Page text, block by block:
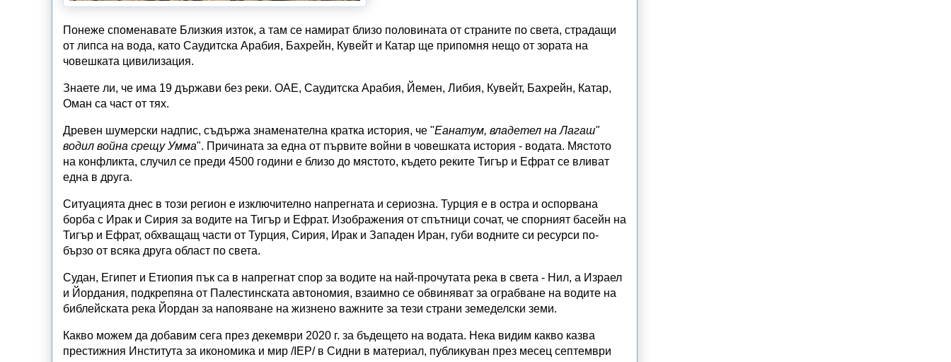
Понеже споменавате Близкия изток, а там се намират близо половината от страните по света, страдащи
от липса на вода, като Саудитска Арабия, Бахрейн, Кувейт и Катар ще припомня нещо от зората на
човешката цивилизация.
Знаете ли, че има 19 държави без реки. ОАЕ, Саудитска Арабия, Йемен, Либия, Кувейт, Бахрейн, Катар,
Оман са част от тях.
Древен шумерски надпис, съдържа знаменателна кратка история, че "Еанатум, владетел на Лагаш"
водил война срещу Умма". Причината за една от първите войни в човешката история - водата. Мястото
на конфликта, случил се преди 4500 години е близо до мястото, където реките Тигър и Ефрат се вливат
една в друга.
Ситуацията днес в този регион е изключително напрегната и сериозна. Турция е в остра и оспорвана
борба с Ирак и Сирия за водите на Тигър и Ефрат. Изображения от спътници сочат, че спорният басейн на
Тигър и Ефрат, обхващащ части от Турция, Сирия, Ирак и Западен Иран, губи водните си ресурси по-
бързо от всяка друга област по света.
Судан, Египет и Етиопия пък са в напрегнат спор за водите на най-прочутата река в света - Нил, а Израел
и Йордания, подкрепяна от Палестинската автономия, взаимно се обвиняват за ограбване на водите на
библейската река Йордан за напояване на жизнено важните за тези страни земеделски земи.
Какво можем да добавим сега през декември 2020 г. за бъдещето на водата. Нека видим какво казва
престижния Института за икономика и мир /IEP/ в Сидни в материал, публикуван през месец септември